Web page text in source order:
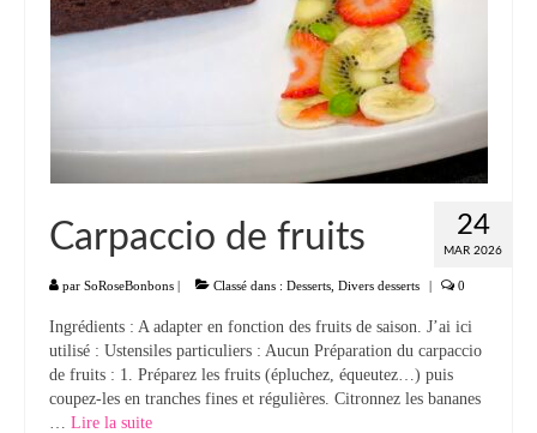
24
MAR 2026
Carpaccio de fruits
par SoRoseBonbons | Classé dans : Desserts Divers desserts | 0
Ingrédients : A adapter en fonction des fruits de saison. J’ai ici
utilisé : Ustensiles particuliers : Aucun Préparation du carpaccio
de fruits : 1. Préparez les fruits (épluchez, équeutez…) puis
coupez-les en tranches fines et régulières. Citronnez les bananes
Lire la suite­­